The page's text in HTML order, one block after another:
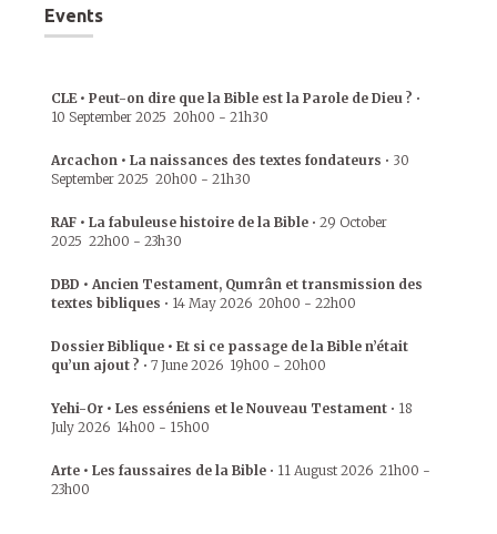
Events
CLE • Peut-on dire que la Bible est la Parole de Dieu ? •
10 September 2025 20h00 - 21h30
Arcachon • La naissances des textes fondateurs • 30
September 2025 20h00 - 21h30
RAF • La fabuleuse histoire de la Bible • 29 October
2025 22h00 - 23h30
DBD • Ancien Testament, Qumrân et transmission des
textes bibliques • 14 May 2026 20h00 - 22h00
Dossier Biblique • Et si ce passage de la Bible n’était
qu’un ajout ? • 7 June 2026 19h00 - 20h00
Yehi-Or • Les esséniens et le Nouveau Testament • 18
July 2026 14h00 - 15h00
Arte • Les faussaires de la Bible • 11 August 2026 21h00 -
23h00